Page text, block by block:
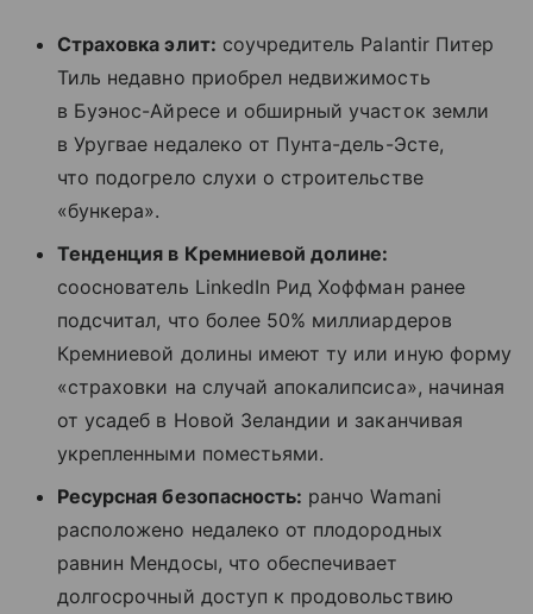
Страховка элит: соучредитель Palantir Питер
Тиль недавно приобрел недвижимость
в Буэнос-Айресе и обширный участок земли
в Уругвае недалеко от Пунта-дель-Эсте,
что подогрело слухи о строительстве
«бункера».
Тенденция в Кремниевой долине:
сооснователь LinkedIn Рид Хоффман ранее
подсчитал, что более 50% миллиардеров
Кремниевой долины имеют ту или иную форму
«страховки на случай апокалипсиса», начиная
от усадеб в Новой Зеландии и заканчивая
укрепленными поместьями.
Ресурсная безопасность: ранчо Wamani
расположено недалеко от плодородных
равнин Мендосы, что обеспечивает
долгосрочный доступ к продовольствию